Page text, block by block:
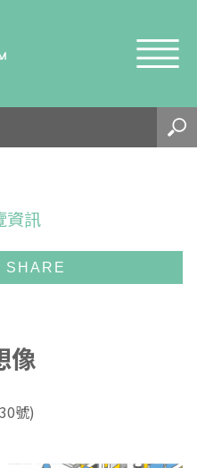
網站導覽
青
資訊
像
號)